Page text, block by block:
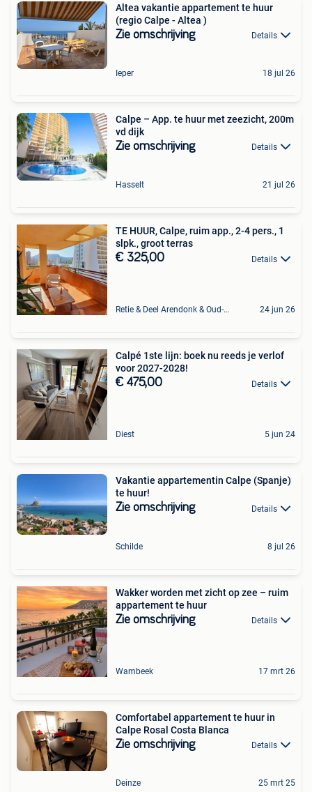
Altea vakantie appartement te huur
(regio Calpe - Altea )
Zie omschrijving Details
Ieper 18 jul 26
Calpe – App. te huur met zeezicht, 200m
vd dijk
Zie omschrijving Details
Hasselt 21 jul 26
TE HUUR, Calpe, ruim app., 2-4 pers., 1
slpk., groot terras
€ 325,00 Details
Retie & Deel Arendonk & Oud-Turnhout 24 jun 26
Calpé 1ste lijn: boek nu reeds je verlof
voor 2027-2028!
€ 475,00 Details
Diest 5 jun 24
Vakantie appartementin Calpe (Spanje)
te huur!
Zie omschrijving Details
Schilde 8 jul 26
Wakker worden met zicht op zee – ruim
appartement te huur
Zie omschrijving Details
Wambeek 17 mrt 26
Comfortabel appartement te huur in
Calpe Rosal Costa Blanca
Zie omschrijving Details
Deinze 25 mrt 25